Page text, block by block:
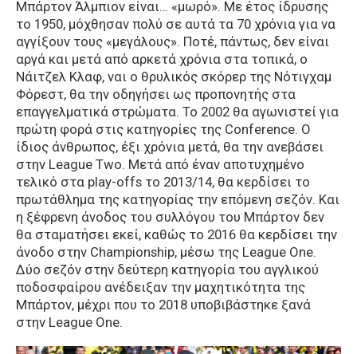
Μπάρτον Άλμπιον είναι… «μωρό». Με έτος ίδρυσης
το 1950, μόχθησαν πολύ σε αυτά τα 70 χρόνια για να
αγγίξουν τους «μεγάλους». Ποτέ, πάντως, δεν είναι
αργά και μετά από αρκετά χρόνια στα τοπικά, ο
Νάιτζελ Κλαφ, ναι ο θρυλικός σκόρερ της Νότιγχαμ
Φόρεστ, θα την οδηγήσει ως προπονητής στα
επαγγελματικά στρώματα. Το 2002 θα αγωνιστεί για
πρώτη φορά στις κατηγορίες της Conference. O
ίδιος άνθρωπος, έξι χρόνια μετά, θα την ανεβάσει
στην League Two. Μετά από έναν αποτυχημένο
τελικό στα play-offs το 2013/14, θα κερδίσει το
πρωτάθλημα της κατηγορίας την επόμενη σεζόν. Και
η ξέφρενη άνοδος του συλλόγου του Μπάρτον δεν
θα σταματήσει εκεί, καθώς το 2016 θα κερδίσει την
άνοδο στην Championship, μέσω της League One.
Δύο σεζόν στην δεύτερη κατηγορία του αγγλικού
ποδοσφαίρου ανέδειξαν την μαχητικότητα της
Μπάρτον, μέχρι που το 2018 υποβιβάστηκε ξανά
στην League One.